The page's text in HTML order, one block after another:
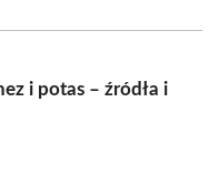
i potas – źródła i